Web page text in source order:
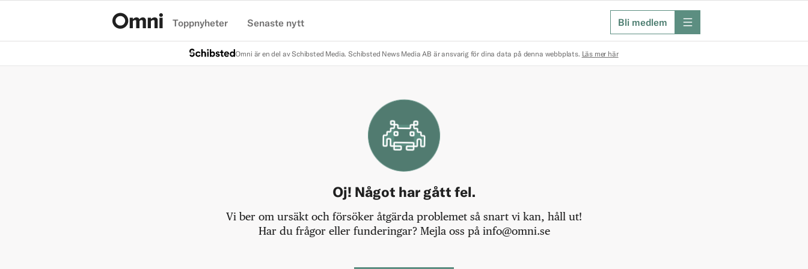
Toppnyheter Senaste nytt Bli medlem meny
Omni är en del av Schibsted Media. Schibsted News Media AB är ansvarig för dina data på denna webbplats. Läs mer här
Oj! Något har gått fel.
Vi ber om ursäkt och försöker åtgärda problemet så snart vi kan, håll ut!
Har du frågor eller funderingar? Mejla oss på info@omni.se